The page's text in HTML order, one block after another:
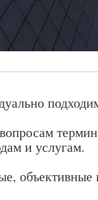
и услугам.